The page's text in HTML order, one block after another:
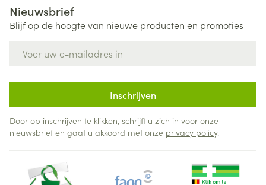
Nieuwsbrief
Blijf op de hoogte van nieuwe producten en promoties
Inschrijven
Door op inschrijven te klikken, schrijft u zich in voor onze
nieuwsbrief en gaat u akkoord met onze privacy policy.